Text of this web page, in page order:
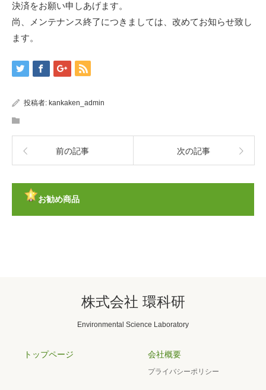
決済をお願い申しあげます。
尚、メンテナンス終了につきましては、改めてお知らせ致し
ます。
投稿者: kankaken_admin
前の記事 次の記事
お勧め商品
株式会社 環科研
Environmental Science Laboratory
トップページ 会社概要
プライバシーポリシー